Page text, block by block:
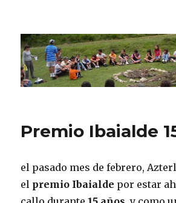
CPN Azterlariak
Premio Ibaialde
el pasado mes de febrero,
el premio Ibaialde por estar